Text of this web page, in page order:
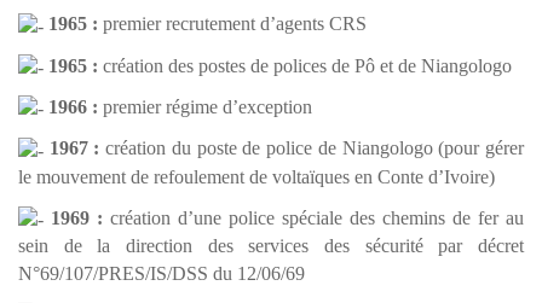
1965 : premier recrutement d’agents CRS
1965 : création des postes de polices de Pô et de Niangologo
1966 : premier régime d’exception
1967 : création du poste de police de Niangologo (pour gérer
le mouvement de refoulement de voltaïques en Conte d’Ivoire)
1969 : création d’une police spéciale des chemins de fer au
sein de la direction des services des sécurité par décret
N°69/107/PRES/IS/DSS du 12/06/69